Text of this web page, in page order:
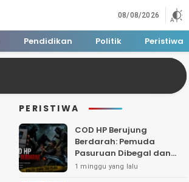
08/08/2026
Pendidikan Politik Peristiwa
PERISTIWA
COD HP Berujung
Berdarah: Pemuda
Pasuruan Dibegal dan
Dibacok di Tengah Hutan
1 minggu yang lalu